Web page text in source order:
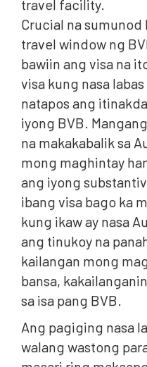
travel facility.
Crucial na
travel window ng
bawiin ang visa na
visa kung nasa
natapos ang
iyong BVB.
na makakabalik sa
mong maghintay
ang iyong
ibang visa bago ka
kung ikaw ay nasa
ang tinukoy na
kailangan mong
bansa,
sa isa pang BVB.
Ang pagiging nasa
walang wastong